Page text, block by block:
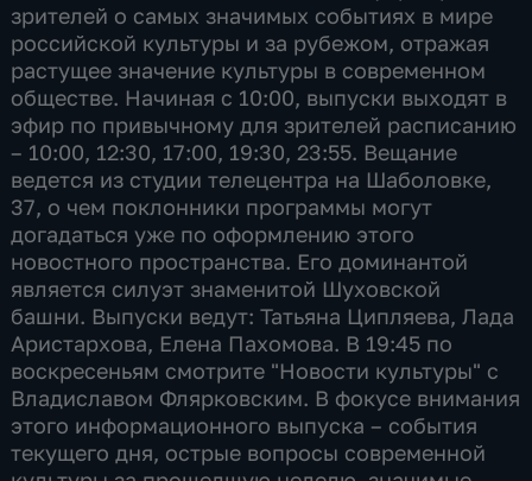
зрителей о самых значимых событиях в мире
российской культуры и за рубежом, отражая
растущее значение культуры в современном
обществе. Начиная с 10:00, выпуски выходят в
эфир по привычному для зрителей расписанию
– 10:00, 12:30, 17:00, 19:30, 23:55. Вещание
ведется из студии телецентра на Шаболовке,
37, о чем поклонники программы могут
догадаться уже по оформлению этого
новостного пространства. Его доминантой
является силуэт знаменитой Шуховской
башни. Выпуски ведут: Татьяна Ципляева, Лада
Аристархова, Елена Пахомова. В 19:45 по
воскресеньям смотрите "Новости культуры" с
Владиславом Флярковским. В фокусе внимания
этого информационного выпуска – события
текущего дня, острые вопросы современной